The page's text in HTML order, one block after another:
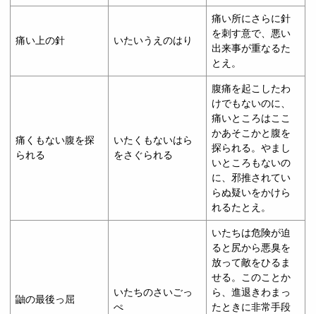
痛い上の針 いたいうえのはり
痛い所にさらに針
を刺す意で、悪い
出来事が重なるた
とえ。
痛くもない腹を探
られる
いたくもないはら
をさぐられる
腹痛を起こしたわ
けでもないのに、
痛いところはここ
かあそこかと腹を
探られる。やまし
いところもないの
に、邪推されてい
らぬ疑いをかけら
れるたとえ。
鼬の最後っ屈
いたちのさいごっ
ぺ
いたちは危険が迫
ると尻から悪臭を
放って敵をひるま
せる。このことか
ら、進退きわまっ
たときに非常手段